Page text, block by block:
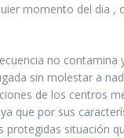
momento del dia ,
no contamina
sin molestar a
de los centros
que por sus
protegidas situación